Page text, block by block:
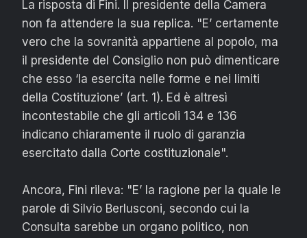
La risposta di Fini. Il presidente della Camera
non fa attendere la sua replica. "E’ certamente
vero che la sovranità appartiene al popolo, ma
il presidente del Consiglio non può dimenticare
che esso ‘la esercita nelle forme e nei limiti
della Costituzione’ (art. 1). Ed è altresì
incontestabile che gli articoli 134 e 136
indicano chiaramente il ruolo di garanzia
esercitato dalla Corte costituzionale".
Ancora, Fini rileva: "E’ la ragione per la quale le
parole di Silvio Berlusconi, secondo cui la
Consulta sarebbe un organo politico, non